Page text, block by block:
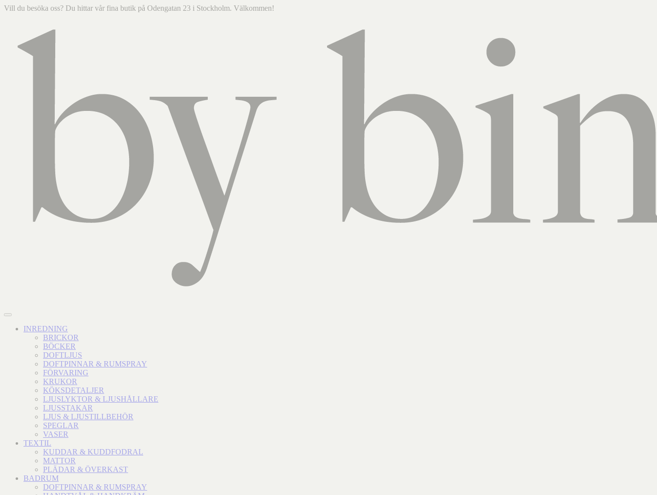
Vill du besöka oss? Du hittar vår fina butik på Odengatan 23 i Stockholm. Välkommen!
INREDNING
BRICKOR
BÖCKER
DOFTLJUS
DOFTPINNAR & RUMSPRAY
FÖRVARING
KRUKOR
KÖKSDETALJER
LJUSLYKTOR & LJUSHÅLLARE
LJUSSTAKAR
LJUS & LJUSTILLBEHÖR
SPEGLAR
VASER
TEXTIL
KUDDAR & KUDDFODRAL
MATTOR
PLÄDAR & ÖVERKAST
BADRUM
DOFTPINNAR & RUMSPRAY